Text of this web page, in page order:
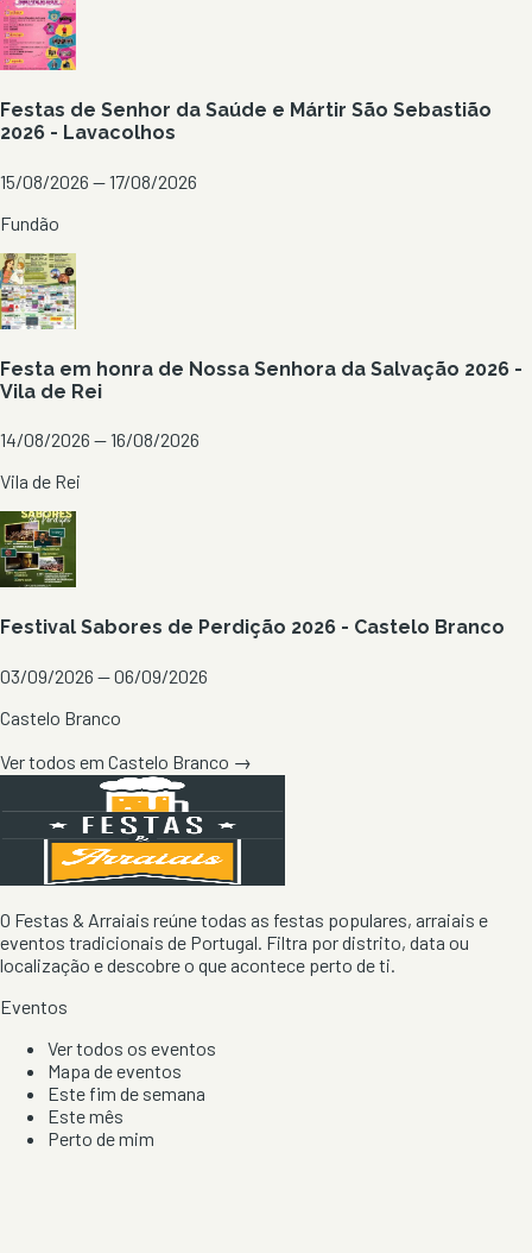
Festas de Senhor da Saúde e Mártir São Sebastião
2026 - Lavacolhos
15/08/2026 — 17/08/2026
Fundão
Festa em honra de Nossa Senhora da Salvação 2026 -
Vila de Rei
14/08/2026 — 16/08/2026
Vila de Rei
Festival Sabores de Perdição 2026 - Castelo Branco
03/09/2026 — 06/09/2026
Castelo Branco
Ver todos em Castelo Branco →
O Festas & Arraiais reúne todas as festas populares, arraiais e
eventos tradicionais de Portugal. Filtra por distrito, data ou
localização e descobre o que acontece perto de ti.
Eventos
Ver todos os eventos
Mapa de eventos
Este fim de semana
Este mês
Perto de mim